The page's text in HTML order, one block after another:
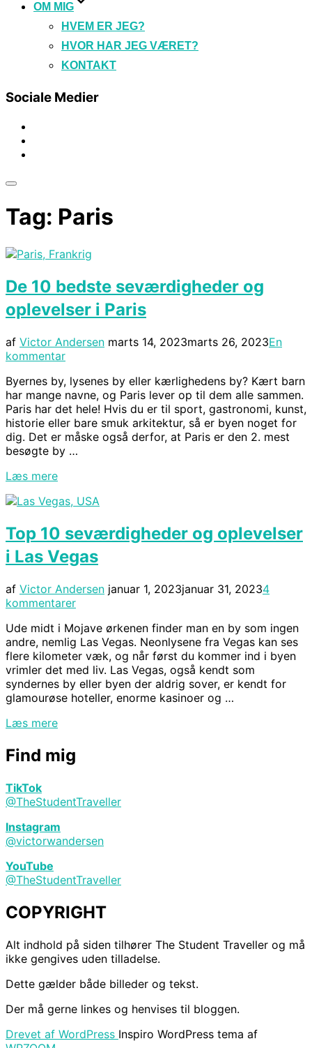
OM MIG
HVEM ER JEG?
HVOR HAR JEG VÆRET?
KONTAKT
Sociale Medier
Slå
i
sidekolonne
Tag: Paris
De 10 bedste seværdigheder og
oplevelser i Paris
af Victor AndersenUdgivet
marts 14, 2023marts 26, 2023En
kommentar
Byernes by, lysenes by eller kærlighedens by? Kært barn
har mange navne, og Paris lever op til dem alle sammen.
Paris har det hele! Hvis du er til sport, gastronomi, kunst,
historie eller bare smuk arkitektur, så er byen noget for
dig. Det er måske også derfor, at Paris er den 2. mest
besøgte by …
Læs mere“De
bedste
og
oplevelser
i
Top 10 seværdigheder og oplevelser
i Las Vegas
af Victor AndersenUdgivet
januar 1, 2023januar 31, 20234
kommentarer
Ude midt i Mojave ørkenen finder man en by som ingen
andre, nemlig Las Vegas. Neonlysene fra Vegas kan ses
flere kilometer væk, og når først du kommer ind i byen
vrimler det med liv. Las Vegas, også kendt som
syndernes by eller byen der aldrig sover, er kendt for
glamourøse hoteller, enorme kasinoer og …
Læs mere“Top
seværdigheder
og
Las
Find mig
TikTok
@TheStudentTraveller
Instagram
@victorwandersen
YouTube
@TheStudentTraveller
COPYRIGHT
Alt indhold på siden tilhører The Student Traveller og må
ikke gengives uden tilladelse.
Dette gælder både billeder og tekst.
Der må gerne linkes og henvises til bloggen.
Drevet af WordPress Inspiro WordPress tema af